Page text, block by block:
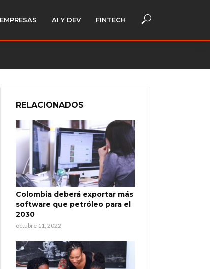
EMPRESAS AI Y DEV FINTECH
RELACIONADOS
Colombia deberá exportar más
software que petróleo para el
2030
octubre 11, 2022